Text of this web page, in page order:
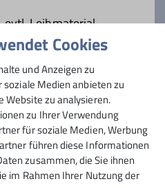
Leihmaterial
Cookies
und Anzeigen zu
Medien anbieten zu
Website zu analysieren.
zu Ihrer Verwendung
für soziale Medien, Werbung
führen diese Informationen
zusammen, die Sie ihnen
im Rahmen Ihrer Nutzung der